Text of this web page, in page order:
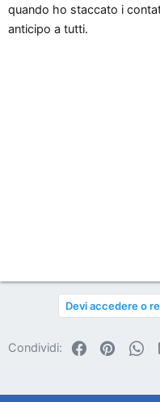
quando ho staccato i
anticipo a tutti.
Devi accedere o
Condividi: Facebook